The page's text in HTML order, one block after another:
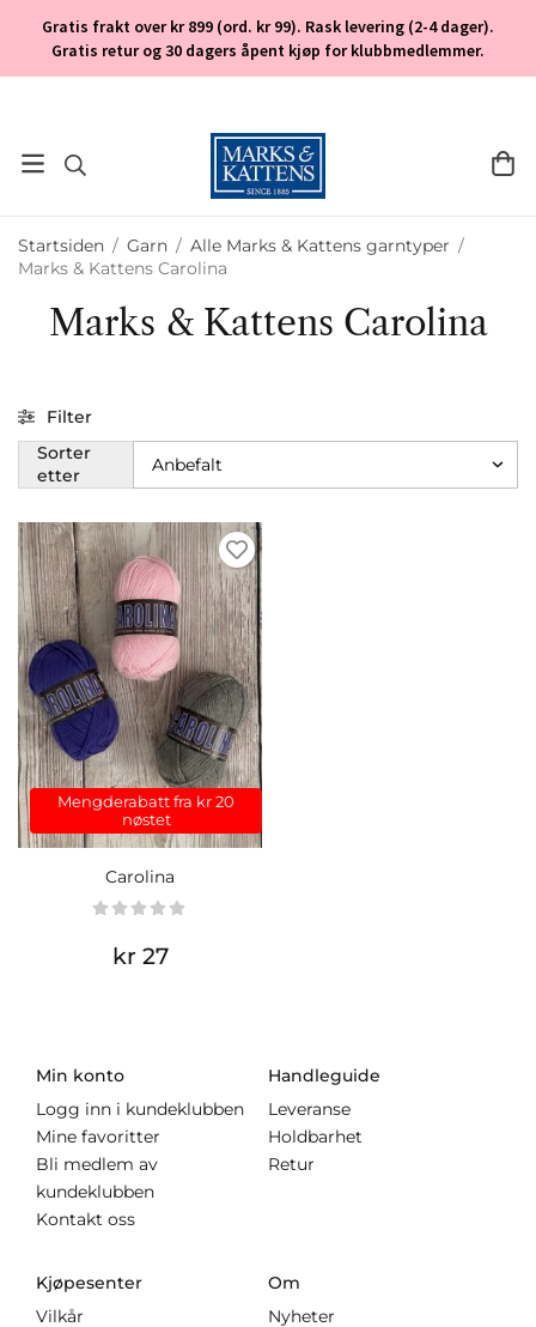
Gratis frakt over kr 899 (ord. kr 99). Rask levering (2-4 dager).
Gratis retur og 30 dagers åpent kjøp for klubbmedlemmer.
Startsiden / Garn / Alle Marks & Kattens garntyper /
Marks & Kattens Carolina
Marks & Kattens Carolina
Filter
Sorter
etter
Mengderabatt fra kr 20
nøstet
Carolina
kr 27
Min konto
Logg inn i kundeklubben
Mine favoritter
Bli medlem av
kundeklubben
Kontakt oss
Handleguide
Leveranse
Holdbarhet
Retur
Kjøpesenter
Vilkår
Om
Nyheter